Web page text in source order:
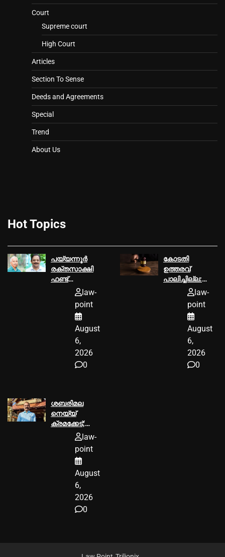
Court
Supreme court
High Court
Articles
Section To Sense
Deeds and Agreements
Special
Trend
About Us
Hot Topics
പയ്യന്നൂര്‍
രക്തസാക്ഷി
ഫണ്ട്
ആരോപണം,
മധുസൂദനൻ
എംഎല്‍എ വി
കുഞ്ഞികൃഷ്ണന്
നോട്ടീസ്
law-
point
August
6,
2026
0
കോടതി
ഉത്തരവ്‌
പാലിച്ചില്ല:
മൂവാറ്റുപുഴ
രൂപയുടെ പിഴ
law-
point
August
6,
2026
0
ശബരിമല
നെയ്യ്
ക്രമക്കേട്;
പി.എസ്
പ്രതിയാകും
law-
point
August
6,
2026
0